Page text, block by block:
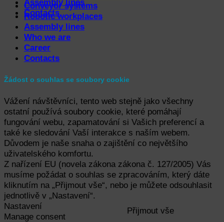
Assembly lines
Contacts
Conveyor systems
Robotic workplaces
Assembly lines
Who we are
Career
Contacts
Žádost o souhlas se soubory cookie
Vážení návštěvníci, tento web stejně jako všechny
ostatní používá soubory cookie, které pomáhají
fungování webu, zapamatování si Vašich preferencí a
také ke sledování Vaší interakce s naším webem.
Důvodem je naše snaha o zajištění co největšího
uživatelského komfortu.
Z nařízení EU (novela zákona zákona č. 127/2005) Vás
musíme požádat o souhlas se zpracováním, který dáte
kliknutím na „Přijmout vše“, nebo je můžete odsouhlasit
jednotlivě v „Nastavení“.
Nastavení
Přijmout vše
Manage consent